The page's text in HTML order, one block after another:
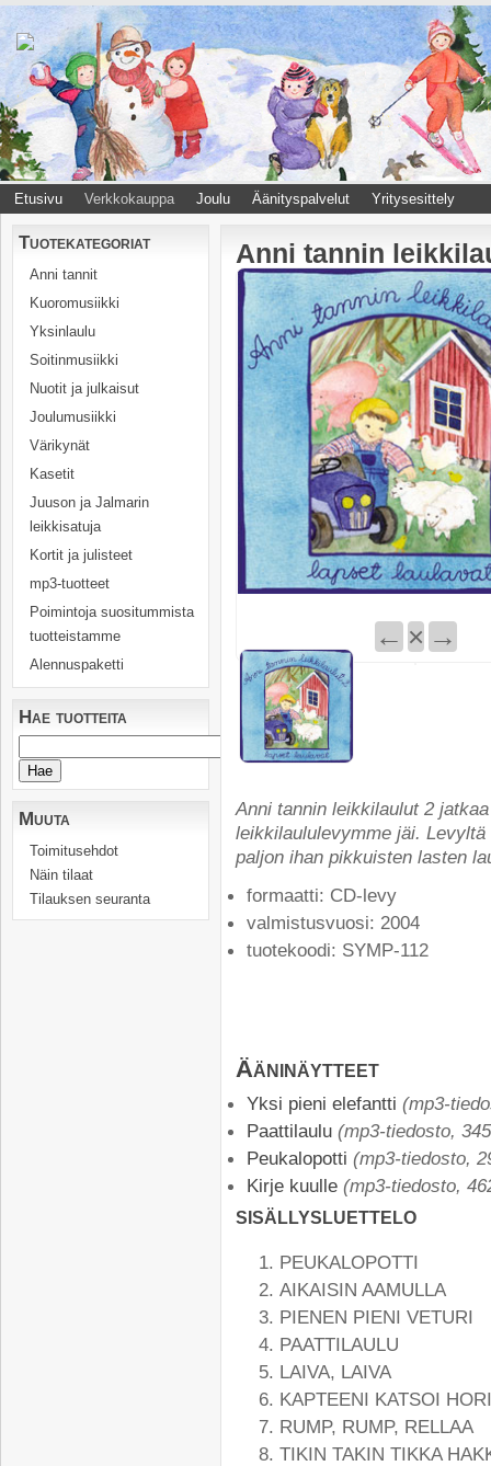
Etusivu Verkkokauppa Joulu Äänityspalvelut Yritysesittely
Tuotekategoriat
Anni tannit
Kuoromusiikki
Yksinlaulu
Soitinmusiikki
Nuotit ja julkaisut
Joulumusiikki
Värikynät
Kasetit
Juuson ja Jalmarin
leikkisatuja
Kortit ja julisteet
mp3-tuotteet
Poimintoja suositummista
tuotteistamme
Alennuspaketti
Hae tuotteita
Muuta
Toimitusehdot
Näin tilaat
Tilauksen seuranta
Anni tannin
← × →
Anni tannin leikkilaulut 2
leikkilaululevymme jäi.
paljon ihan pikkuisten lasten
formaatti: CD-levy
valmistusvuosi: 2004
tuotekoodi: SYMP-112
Ääninäytteet
Yksi pieni elefantti (mp3-
Paattilaulu (mp3-tiedosto,
Peukalopotti (mp3-tiedosto,
Kirje kuulle (mp3-tiedosto,
sisällysluettelo
PEUKALOPOTTI
AIKAISIN AAMULLA
PIENEN PIENI VETURI
PAATTILAULU
LAIVA, LAIVA
KAPTEENI KATSOI
RUMP, RUMP, RELLAA
TIKIN TAKIN TIKKA